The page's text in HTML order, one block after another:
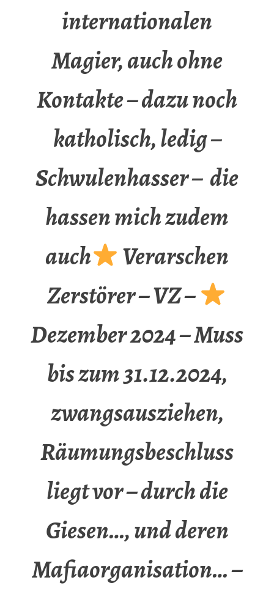
internationalen
Magier, auch ohne
Kontakte – dazu noch
katholisch, ledig –
Schwulenhasser – die
hassen mich zudem
auch
Verarschen
Zerstörer – VZ –
Dezember 2024 – Muss
bis zum 31.12.2024,
zwangsausziehen,
Räumungsbeschluss
liegt vor – durch die
Giesen…, und deren
Mafiaorganisation… –